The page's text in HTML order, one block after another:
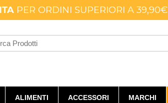
PER ORDINI SUPERIORI A 39,90€
ALIMENTI ACCESSORI MARCHI